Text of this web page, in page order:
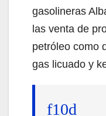
gasolineras
las venta de
petróleo como
gas licuado y